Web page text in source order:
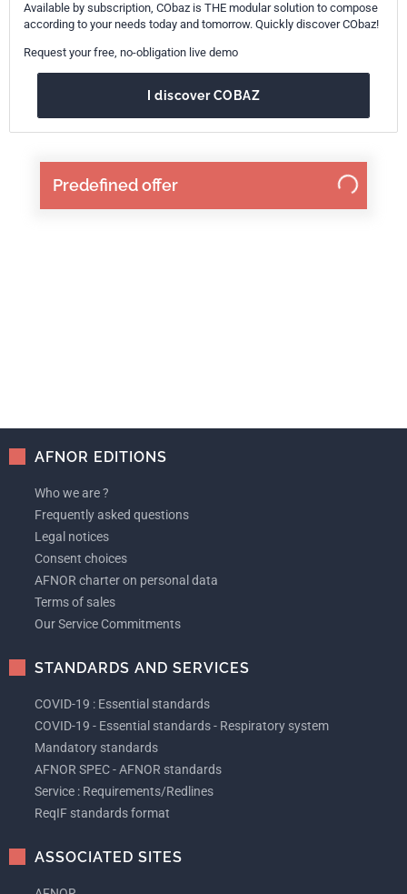
Predefined offer
Available by subscription, CObaz is THE modular solution to compose
according to your needs today and tomorrow. Quickly discover CObaz!
Request your free, no-obligation live demo
I discover COBAZ
AFNOR EDITIONS
Who we are ?
Frequently asked questions
Legal notices
Consent choices
AFNOR charter on personal data
Terms of sales
Our Service Commitments
STANDARDS AND SERVICES
COVID-19 : Essential standards
COVID-19 - Essential standards - Respiratory system
Mandatory standards
AFNOR SPEC - AFNOR standards
Service : Requirements/Redlines
ReqIF standards format
ASSOCIATED SITES